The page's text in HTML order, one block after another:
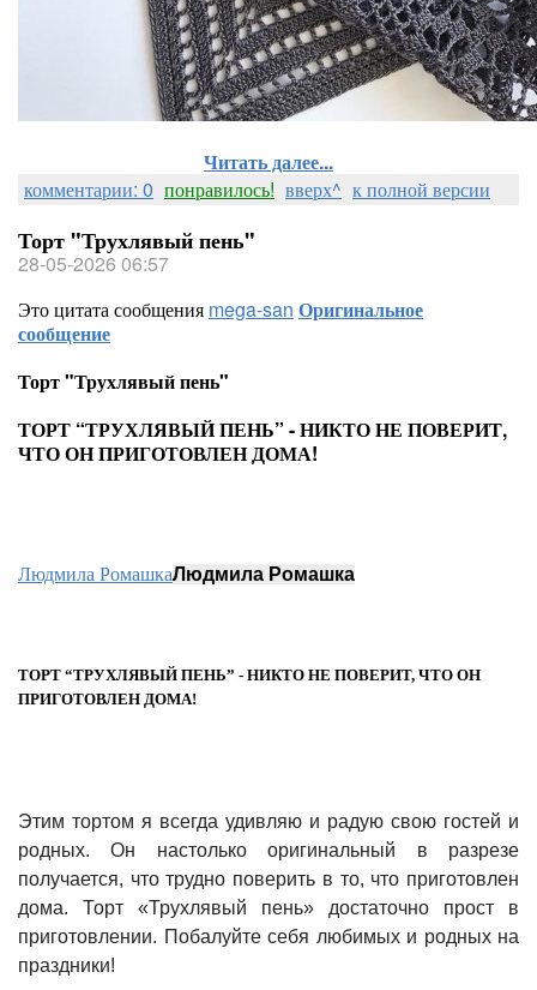
Читать далее...
комментарии: 0 понравилось! вверх^ к полной версии
Торт "Трухлявый пень"
28-05-2026 06:57
Это цитата сообщения mega-san Оригинальное
сообщение
Торт "Трухлявый пень"
ТОРТ “ТРУХЛЯВЫЙ ПЕНЬ” - НИКТО НЕ ПОВЕРИТ,
ЧТО ОН ПРИГОТОВЛЕН ДОМА!
Людмила РомашкаЛюдмила Ромашка
ТОРТ “ТРУХЛЯВЫЙ ПЕНЬ” - НИКТО НЕ ПОВЕРИТ, ЧТО ОН
ПРИГОТОВЛЕН ДОМА!
Этим тортом я всегда удивляю и радую свою гостей и
родных. Он настолько оригинальный в разрезе
получается, что трудно поверить в то, что приготовлен
дома. Торт «Трухлявый пень» достаточно прост в
приготовлении. Побалуйте себя любимых и родных на
праздники!